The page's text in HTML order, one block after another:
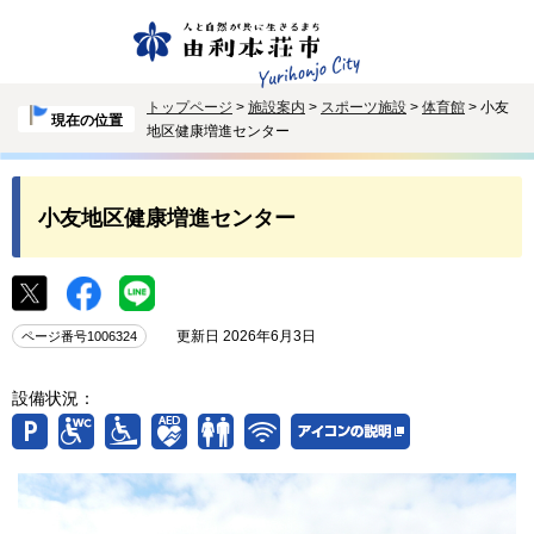
現在の位置
トップページ > 施設案内 > スポーツ施設 > 体育館 > 小友
地区健康増進センター
小友地区健康増進センター
ページ番号1006324 更新日 2026年6月3日
設備状況：